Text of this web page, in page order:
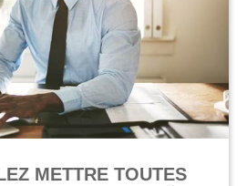
METTRE TOUTES